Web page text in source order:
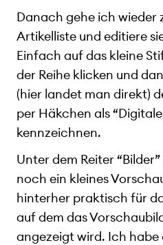
Danach gehe ich wieder
Artikelliste und editiere
Einfach auf das kleine
der Reihe klicken und
(hier landet man direkt)
per Häkchen als
kennzeichnen.
Unter dem Reiter
noch ein kleines
hinterher praktisch für
auf dem das
angezeigt wird. Ich habe